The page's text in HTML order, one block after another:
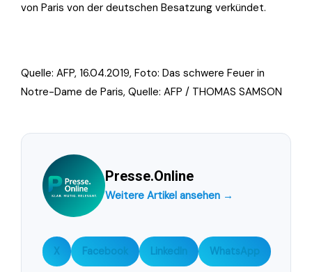
von Paris von der deutschen Besatzung verkündet.
Quelle: AFP, 16.04.2019, Foto: Das schwere Feuer in
Notre-Dame de Paris, Quelle: AFP / THOMAS SAMSON
Presse.Online
Weitere Artikel ansehen →
X Facebook LinkedIn WhatsApp